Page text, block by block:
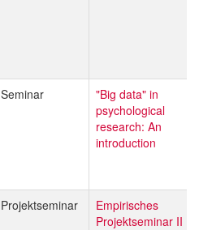
Seminar
"Big data" in
psychological
research: An
introduction
Projektseminar
Empirisches
Projektseminar II